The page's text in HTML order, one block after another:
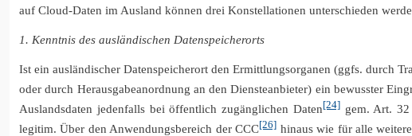
auf Cloud-Daten im Ausland können drei Konstellationen unterschieden
1. Kenntnis des ausländischen Datenspeicherorts
Ist ein ausländischer Datenspeicherort den Ermittlungsorganen (ggfs. durch
oder durch Herausgabeanordnung an den Diensteanbieter) ein bewusster
Auslandsdaten jedenfalls bei öffentlich zugänglichen Daten[24]gem. Art. 32
legitim. Über den Anwendungsbereich der CCC[26] hinaus wie für alle